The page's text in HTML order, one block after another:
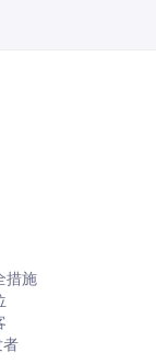
措施